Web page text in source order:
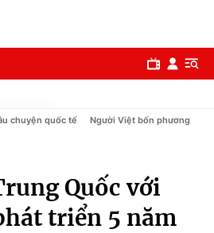
chuyện quốc tế Người Việt bốn phương
Quốc với
triển 5 năm